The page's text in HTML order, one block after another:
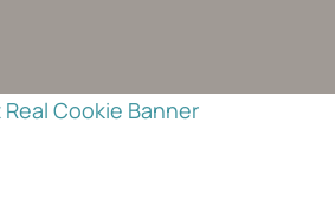
Cookie Banner